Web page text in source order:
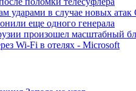
ударами в случае новых
еще одного генерала
произошел масштабный
Wi-Fi в отелях - Microsoft